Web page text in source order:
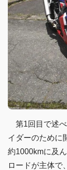
第1回目で述べ
イダーのために
約1000kmに及
ロードが主体で